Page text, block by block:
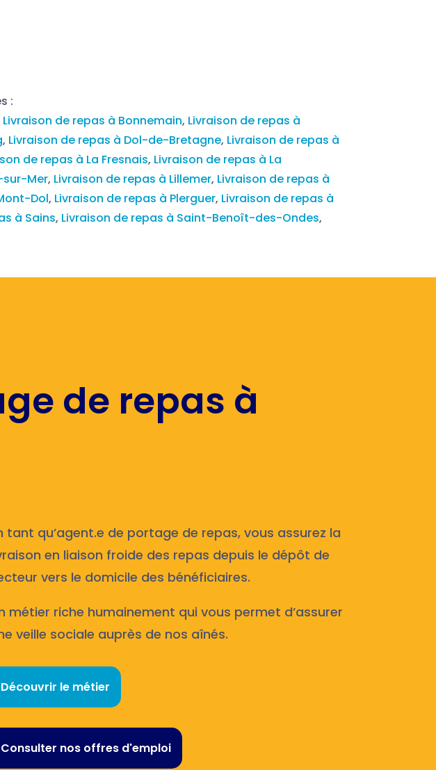
:
Livraison de repas à Bonnemain, Livraison de repas à
, Livraison de repas à Dol-de-Bretagne, Livraison de repas à
de repas à La Fresnais, Livraison de repas à La
sur-Mer, Livraison de repas à Lillemer, Livraison de repas à
Dol, Livraison de repas à Plerguer, Livraison de repas à
à Sains, Livraison de repas à Saint-Benoît-des-Ondes,
de repas à
tant qu’agent.e de portage de repas, vous assurez la
en liaison froide des repas depuis le dépôt de
vers le domicile des bénéficiaires.
métier riche humainement qui vous permet d’assurer
veille sociale auprès de nos aînés.
Découvrir le métier
Consulter nos offres d'emploi